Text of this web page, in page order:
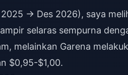
→ Des 2026), saya
selaras sempurna
melainkan Garena
$0,95-$1,00.